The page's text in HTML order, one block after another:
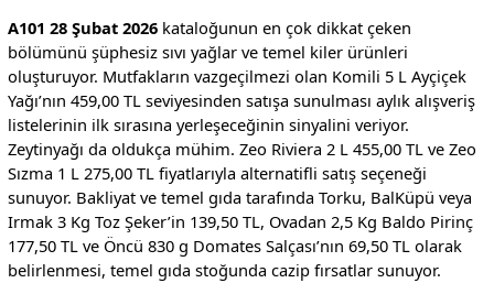
A101 28 Şubat 2026kataloğunun en çok dikkat çeken
bölümünü şüphesiz sıvı yağlar ve temel kiler ürünleri
oluşturuyor. Mutfakların vazgeçilmezi olan Komili 5 L Ayçiçek
Yağı’nın 459,00 TL seviyesinden satışa sunulması aylık alışveriş
listelerinin ilk sırasına yerleşeceğinin sinyalini veriyor.
Zeytinyağı da oldukça mühim. Zeo Riviera 2 L 455,00 TL ve Zeo
Sızma 1 L 275,00 TL fiyatlarıyla alternatifli satış seçeneği
sunuyor. Bakliyat ve temel gıda tarafında Torku, BalKüpü veya
Irmak 3 Kg Toz Şeker’in 139,50 TL, Ovadan 2,5 Kg Baldo Pirinç
177,50 TL ve Öncü 830 g Domates Salçası’nın 69,50 TL olarak
belirlenmesi, temel gıda stoğunda cazip fırsatlar sunuyor.